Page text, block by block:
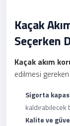
Kaçak
Seçerken
Kaçak akım
edilmesi
Sigorta
Kalite ve